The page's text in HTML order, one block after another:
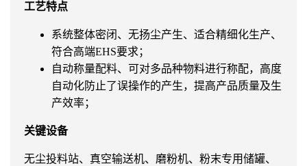
工艺特点
系统整体密闭、无扬尘产生、适合精细化生产、
符合高端EHS要求；
自动称量配料、可对多品种物料进行称配，高度
自动化防止了误操作的产生，提高产品质量及生
产效率；
关键设备
无尘投料站、真空输送机、磨粉机、粉末专用储罐、